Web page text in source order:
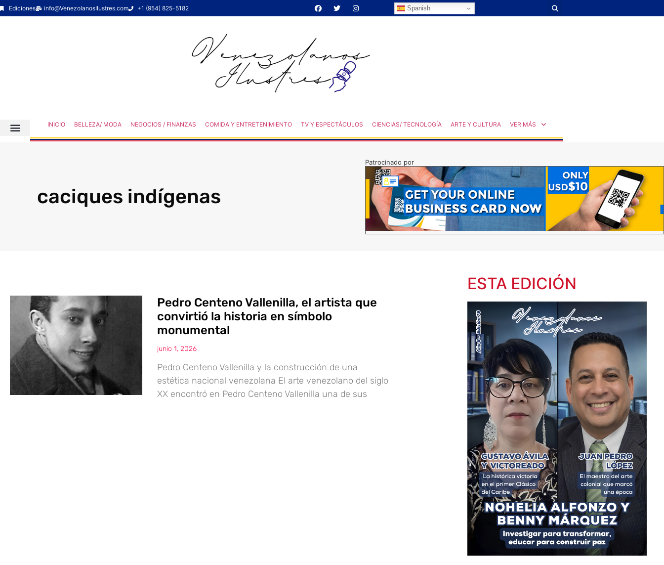
Ediciones info@VenezolanosIlustres.com +1 (954) 825-5182 Spanish
INICIO BELLEZA/ MODA NEGOCIOS / FINANZAS COMIDA Y ENTRETENIMIENTO TV Y ESPECTÁCULOS CIENCIAS/ TECNOLOGÍA ARTE Y CULTURA VER MÁS
caciques indígenas
Patrocinado por
Pedro Centeno Vallenilla, el artista que
convirtió la historia en símbolo
monumental
junio 1, 2026
Pedro Centeno Vallenilla y la construcción de una
estética nacional venezolana El arte venezolano del siglo
XX encontró en Pedro Centeno Vallenilla una de sus
ESTA EDICIÓN